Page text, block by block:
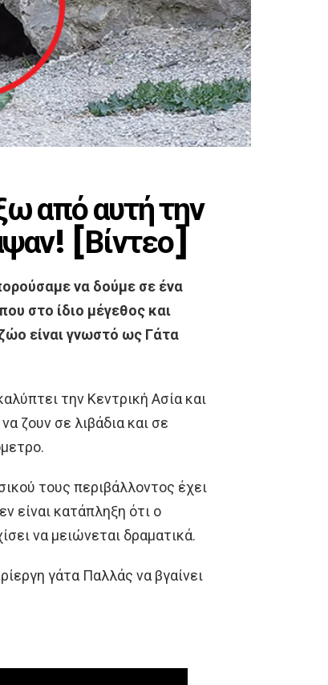
από αυτή την
[Βίντεο]
να δούμε σε ένα
στο ίδιο μέγεθος και
είναι γνωστό ως Γάτα
την Κεντρική Ασία και
ζουν σε λιβάδια και σε
τους περιβάλλοντος έχει
είναι κατάπληξη ότι ο
να μειώνεται δραματικά.
γάτα Παλλάς να βγαίνει